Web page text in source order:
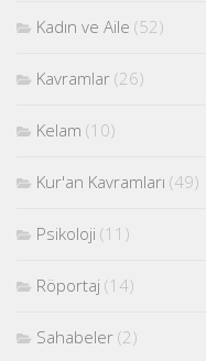
Kadın ve Aile (52)
Kavramlar (26)
Kelam (10)
Kur'an Kavramları (49)
Psikoloji (11)
Röportaj (14)
Sahabeler (2)